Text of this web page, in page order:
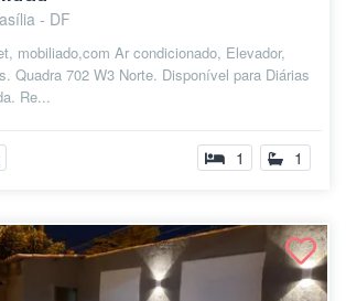
- DF
mobiliado,com Ar condicionado, Elevador,
Quadra 702 W3 Norte. Disponível para Diárias
Re...
1 1